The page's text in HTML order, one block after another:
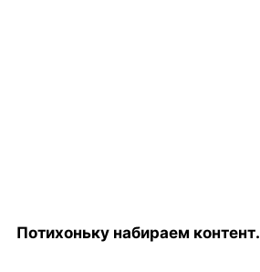
Потихоньку набираем контент.